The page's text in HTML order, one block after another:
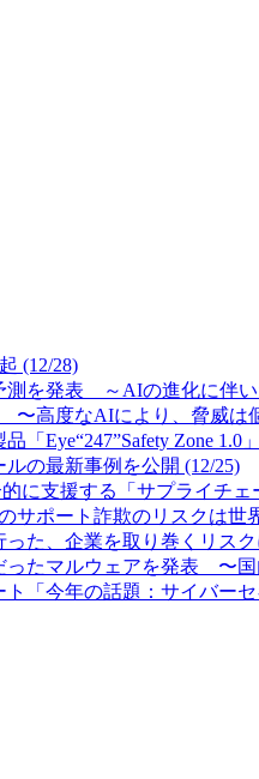
(12/28)
を発表 ～AIの進化に伴
高度なAIにより、脅威
Eye“247”Safety Zone 1.0
の最新事例を公開 (12/25)
に支援する「サプライチ
ポート詐欺のリスクは世
た、企業を取り巻くリス
たマルウェアを発表 〜
「今年の話題：サイバー